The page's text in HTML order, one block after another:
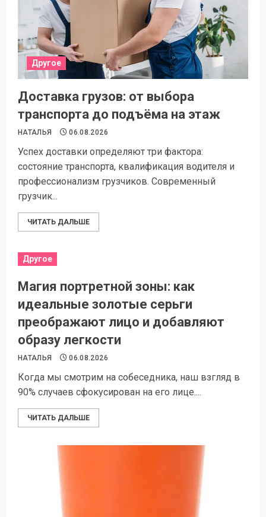
Другое
Доставка грузов: от выбора
транспорта до подъёма на этаж
НАТАЛЬЯ 06.08.2026
Успех доставки определяют три фактора:
состояние транспорта, квалификация водителя и
профессионализм грузчиков. Современный
грузчик...
ЧИТАТЬ ДАЛЬШЕ
Другое
Магия портретной зоны: как
идеальные золотые серьги
преображают лицо и добавляют
образу легкости
НАТАЛЬЯ 06.08.2026
Когда мы смотрим на собеседника, наш взгляд в
90% случаев сфокусирован на его лице....
ЧИТАТЬ ДАЛЬШЕ